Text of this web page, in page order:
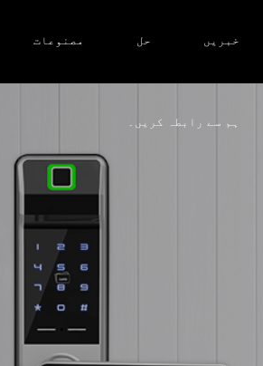
مصنوعات حل خبریں
ہم سے رابطہ کریں۔